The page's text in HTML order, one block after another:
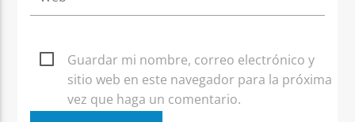
Guardar mi nombre, correo electrónico y
sitio web en este navegador para la próxima
vez que haga un comentario.